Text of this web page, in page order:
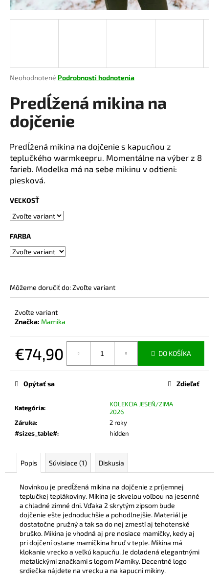
Priemerné
produktu
je
0,0
z
hviezdičiek.
Neohodnotené Podrobnosti hodnotenia
Predĺžená mikina na
dojčenie
Predĺžená mikina na dojčenie s kapucňou z
teplučkého warmkeepru. Momentálne na výber z 8
farieb. Modelka má na sebe mikinu v odtieni:
piesková.
VEĽKOSŤ
FARBA
Môžeme doručiť do:Zvoľte variant
Zvoľte variant
Značka: Mamika
€74,90 DO KOŠÍKA
Kategória:
KOLEKCIA JESEŇ/ZIMA
2026
Záruka:
2 roky
#sizes_table#: hidden
Opýtať sa Zdieľať
Popis Súvisiace (1) Diskusia
Novinkou je predĺžená mikina na dojčenie z príjemnej
teplučkej teplákoviny. Mikina je skvelou voľbou na jesenné
a chladné zimné dni. Vďaka 2 skrytým zipsom bude
dojčenie ešte jednoduchšie a pohodlnejšie. Materiál je
dostatočne pružný a tak sa do nej zmestí aj tehotenské
bruško. Mikina je vhodná aj pre nosiace mamičky, kedy aj
pri dojčení ostane mamičkina hruď v teple. Mikina má
klokanie vrecko a veľkú kapucňu. Je doladená elegantnými
metalickými značkami s logom Mamiky. Decentné logo
srdiečka nájdete na vrecku a na kapucni mikiny.
á
O
d
p
o
r
ú
č
a
e
TRIČKO
NA
ROSE
NUDE
€44,90